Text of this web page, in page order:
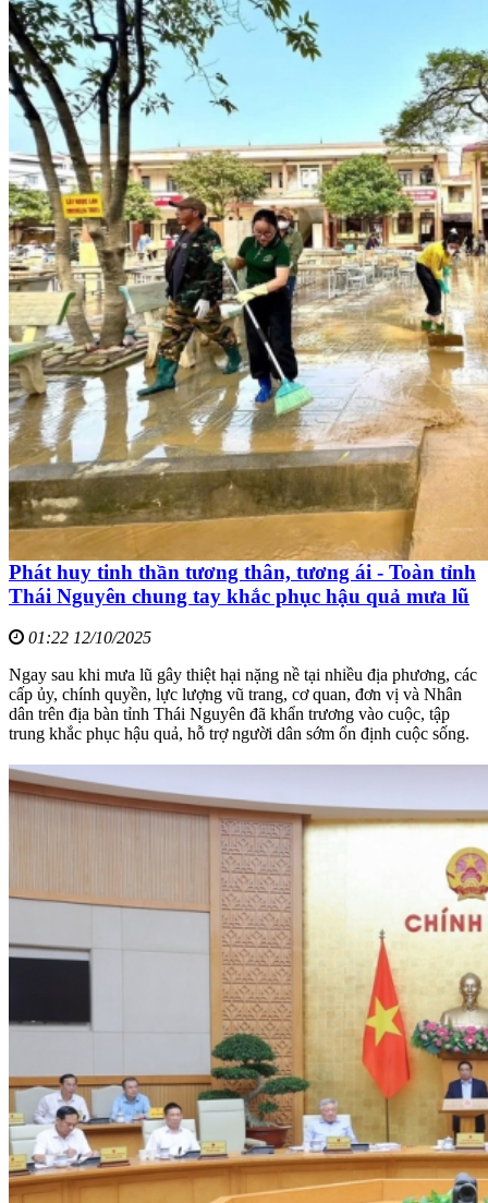
Phát huy tinh thần tương thân, tương ái - Toàn tỉnh
Thái Nguyên chung tay khắc phục hậu quả mưa lũ
01:22 12/10/2025
Ngay sau khi mưa lũ gây thiệt hại nặng nề tại nhiều địa phương, các
cấp ủy, chính quyền, lực lượng vũ trang, cơ quan, đơn vị và Nhân
dân trên địa bàn tỉnh Thái Nguyên đã khẩn trương vào cuộc, tập
trung khắc phục hậu quả, hỗ trợ người dân sớm ổn định cuộc sống.